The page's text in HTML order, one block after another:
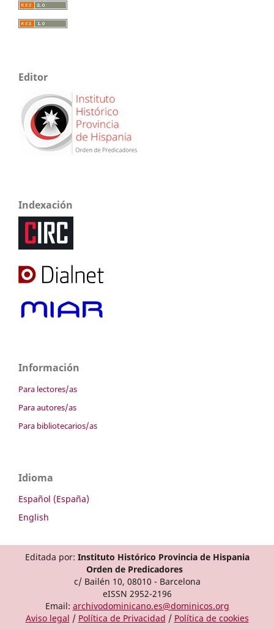
Editor
Indexación
Información
Para lectores/as
Para autores/as
Para bibliotecarios/as
Idioma
Español (España)
English
Editada por: Instituto Histórico Provincia de Hispania
Orden de Predicadores
c/ Bailén 10, 08010 - Barcelona
eISSN 2952-2196
Email: archivodominicano.es@dominicos.org
Aviso legal / Política de Privacidad / Política de cookies